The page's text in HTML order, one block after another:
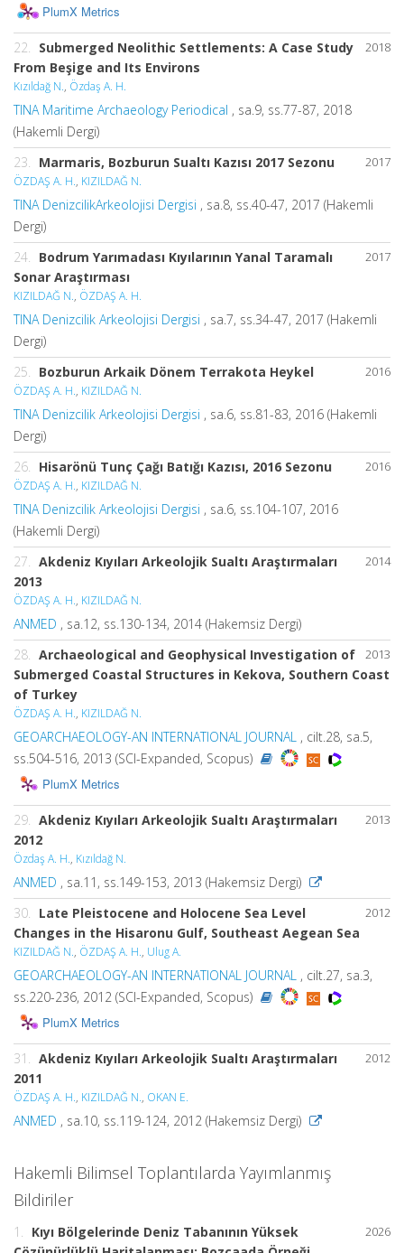
PlumX Metrics
2018
22. Submerged Neolithic Settlements: A Case Study
From Beşige and Its Environs
Kızıldağ N., Özdaş A. H.
TINA Maritime Archaeology Periodical , sa.9, ss.77-87, 2018
(Hakemli Dergi)
2017
23. Marmaris, Bozburun Sualtı Kazısı 2017 Sezonu
ÖZDAŞ A. H., KIZILDAĞ N.
TINA DenizcilikArkeolojisi Dergisi , sa.8, ss.40-47, 2017 (Hakemli
Dergi)
2017
24. Bodrum Yarımadası Kıyılarının Yanal Taramalı
Sonar Araştırması
KIZILDAĞ N., ÖZDAŞ A. H.
TINA Denizcilik Arkeolojisi Dergisi , sa.7, ss.34-47, 2017 (Hakemli
Dergi)
2016
25. Bozburun Arkaik Dönem Terrakota Heykel
ÖZDAŞ A. H., KIZILDAĞ N.
TINA Denizcilik Arkeolojisi Dergisi , sa.6, ss.81-83, 2016 (Hakemli
Dergi)
2016
26. Hisarönü Tunç Çağı Batığı Kazısı, 2016 Sezonu
ÖZDAŞ A. H., KIZILDAĞ N.
TINA Denizcilik Arkeolojisi Dergisi , sa.6, ss.104-107, 2016
(Hakemli Dergi)
2014
27. Akdeniz Kıyıları Arkeolojik Sualtı Araştırmaları
2013
ÖZDAŞ A. H., KIZILDAĞ N.
ANMED , sa.12, ss.130-134, 2014 (Hakemsiz Dergi)
2013
28. Archaeological and Geophysical Investigation of
Submerged Coastal Structures in Kekova, Southern Coast
of Turkey
ÖZDAŞ A. H., KIZILDAĞ N.
GEOARCHAEOLOGY-AN INTERNATIONAL JOURNAL , cilt.28, sa.5,
ss.504-516, 2013 (SCI-Expanded, Scopus)
PlumX Metrics
2013
29. Akdeniz Kıyıları Arkeolojik Sualtı Araştırmaları
2012
Özdaş A. H., Kızıldağ N.
ANMED , sa.11, ss.149-153, 2013 (Hakemsiz Dergi)
2012
30. Late Pleistocene and Holocene Sea Level
Changes in the Hisaronu Gulf, Southeast Aegean Sea
KIZILDAĞ N., ÖZDAŞ A. H., Ulug A.
GEOARCHAEOLOGY-AN INTERNATIONAL JOURNAL , cilt.27, sa.3,
ss.220-236, 2012 (SCI-Expanded, Scopus)
PlumX Metrics
2012
31.
Akdeniz Kıyıları Arkeolojik Sualtı Araştırmaları
2011
ÖZDAŞ A. H., KIZILDAĞ N., OKAN E.
ANMED , sa.10, ss.119-124, 2012 (Hakemsiz Dergi)
Hakemli Bilimsel Toplantılarda Yayımlanmış
Bildiriler
2026
1.
Kıyı Bölgelerinde Deniz Tabanının Yüksek